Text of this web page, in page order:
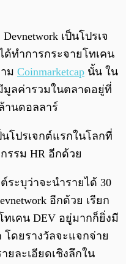
เป็นโปรเจ
ด้ทำการกระจายโทเคน
ม Coinmarketcap นั้น ใน
มูลค่ารวมในตลาดอยู่ที่
านดอลลาร์
โปรเจกต์แรกในโลกที่
รรม HR อีกด้วย
ระบุว่าจะนำรายได้ 30
อีกด้วย เรียก
ทเคน DEV อยู่มากก็ยิ่งมี
ดยรางวัลจะแจกจ่าย
ยละเอียดเชิงลึกใน